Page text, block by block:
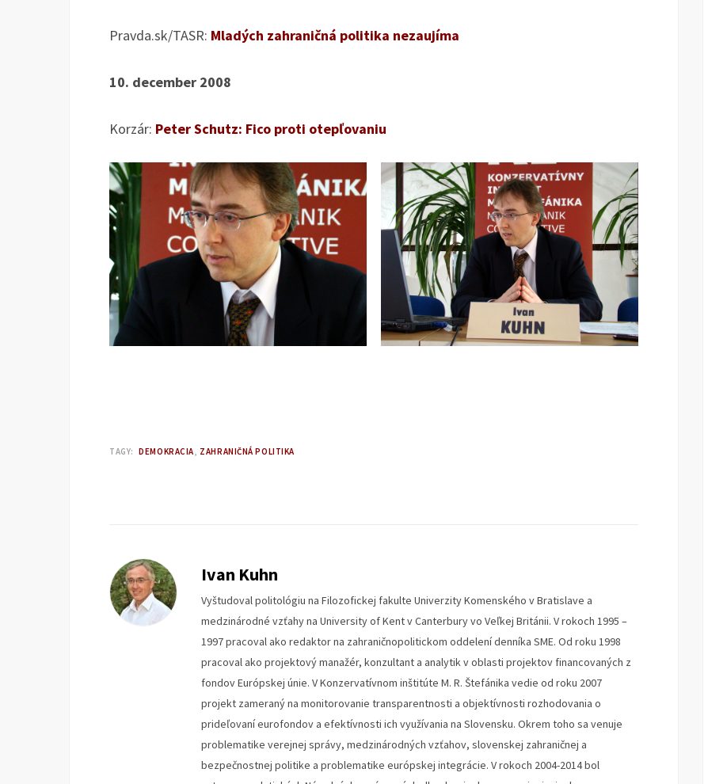
Pravda.sk/TASR: Mladých zahraničná politika nezaujíma
10. december 2008
Korzár: Peter Schutz: Fico proti otepľovaniu
TAGY: DEMOKRACIA ZAHRANIČNÁ POLITIKA
Ivan Kuhn
Vyštudoval politológiu na Filozofickej fakulte Univerzity Komenského v Bratislave a
medzinárodné vzťahy na University of Kent v Canterbury vo Veľkej Británii. V rokoch 1995 –
1997 pracoval ako redaktor na zahraničnopolitickom oddelení denníka SME. Od roku 1998
pracoval ako projektový manažér, konzultant a analytik v oblasti projektov financovaných z
fondov Európskej únie. V Konzervatívnom inštitúte M. R. Štefánika vedie od roku 2007
projekt zameraný na monitorovanie transparentnosti a objektívnosti rozhodovania o
prideľovaní eurofondov a efektívnosti ich využívania na Slovensku. Okrem toho sa venuje
problematike verejnej správy, medzinárodných vzťahov, slovenskej zahraničnej a
bezpečnostnej politike a problematike európskej integrácie. V rokoch 2004-2014 bol